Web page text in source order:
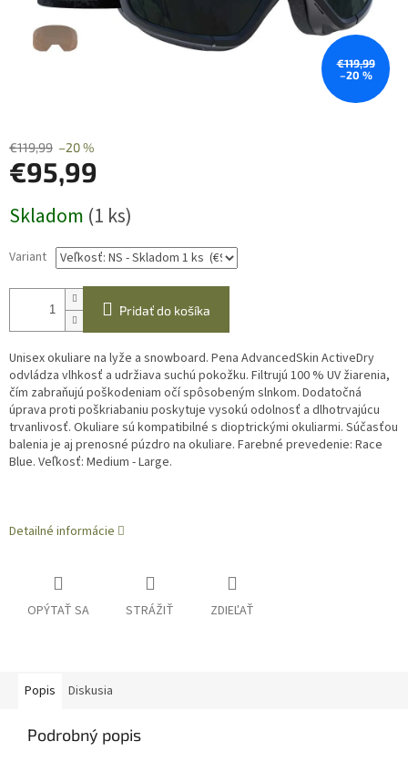
€119,99
–20 %
€119,99 –20 %
€95,99
cena:
Skladom (1 ks)
Variant
Pridať do košíka
Unisex okuliare na lyže a snowboard. Pena AdvancedSkin ActiveDry
odvládza vlhkosť a udržiava suchú pokožku. Filtrujú 100 % UV žiarenia,
čím zabraňujú poškodeniam očí spôsobeným slnkom. Dodatočná
úprava proti poškriabaniu poskytuje vysokú odolnosť a dlhotrvajúcu
trvanlivosť. Okuliare sú kompatibilné s dioptrickými okuliarmi. Súčasťou
balenia je aj prenosné púzdro na okuliare. Farebné prevedenie: Race
Blue. Veľkosť: Medium - Large.
Detailné informácie
OPÝTAŤ SA STRÁŽIŤ ZDIEĽAŤ
Popis Diskusia
Podrobný popis